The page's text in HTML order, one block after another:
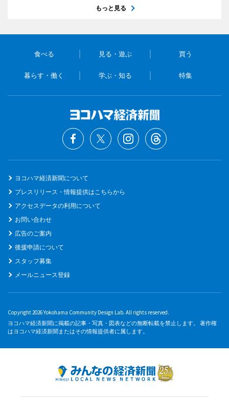
もっと見る
食べる 見る・遊ぶ 買う
暮らす・働く 学ぶ・知る 特集
ヨコハマ経済新聞について
プレスリリース・情報提供はこちらから
アクセスデータの利用について
お問い合わせ
広告のご案内
後援申請について
スタッフ募集
メールニュース登録
Copyright 2026 Yokohama Community Design Lab. All rights reserved.
ヨコハマ経済新聞に掲載の記事・写真・図表などの無断転載を禁止します。 著作権
はヨコハマ経済新聞またはその情報提供者に属します。